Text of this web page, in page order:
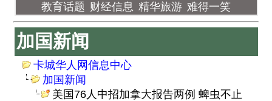
教育话题 财经信息 精华旅游 难得一笑
加国新闻
卡城华人网信息中心
加国新闻
美国76人中招加拿大报告两例 蜱虫不止